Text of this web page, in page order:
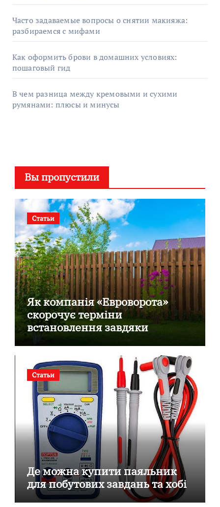
Часто задаваемые вопросы о снятии макияжа:
разбираемся с мифами
Как оформить брови в домашних условиях:
пошаговый гид
В чем разница между кремовыми и сухими
румянами: плюсы и минусы
Вы пропустили
Статьи
Як компанія «Евроворота»
скорочує терміни
встановлення завдяки
готовим секційним воротам
Статьи
Де можна купити паяльник
для побутових завдань та хобі